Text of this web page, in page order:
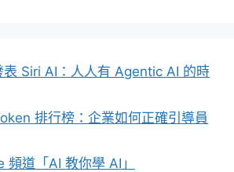
Siri AI：人人有 Agentic AI 的時
排行榜：企業如何正確引導員
道「AI 教你學 AI」